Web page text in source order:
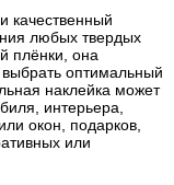
качественный
любых твердых
плёнки, она
выбрать оптимальный
наклейка может
интерьера,
окон, подарков,
или